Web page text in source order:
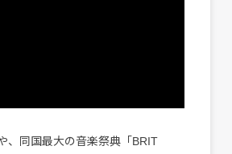
、同国最大の音楽祭典「BRIT